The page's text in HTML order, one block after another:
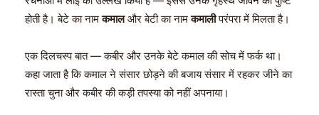
होती है। बेटे का नामकमालऔर बेटी का नामकमालीपरंपरा में मिलता है।
एक दिलचस्प बात — कबीर और उनके बेटे कमाल की सोच में फर्क था।
कहा जाता है कि कमाल ने संसार छोड़ने की बजाय संसार में रहकर जीने का
रास्ता चुना और कबीर की कड़ी तपस्या को नहीं अपनाया।